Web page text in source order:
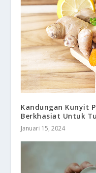
Kandungan Kunyit
Berkhasiat Untuk
Januari 15, 2024